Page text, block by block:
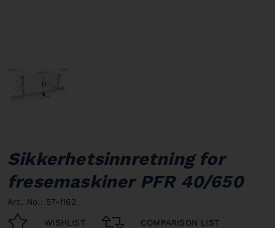
Sikkerhetsinnretning for
fresemaskiner PFR 40/650
Art. No.: 57-1162
WISHLIST COMPARISON LIST